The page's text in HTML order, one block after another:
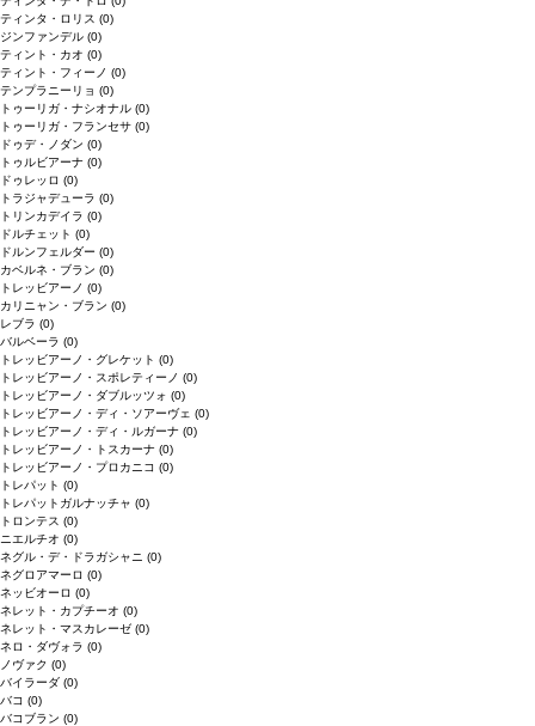
ティンタ・ロリス (0)
ジンファンデル (0)
ティント・カオ (0)
ティント・フィーノ (0)
テンプラニーリョ (0)
トゥーリガ・ナシオナル (0)
トゥーリガ・フランセサ (0)
ドゥデ・ノダン (0)
トゥルビアーナ (0)
ドゥレッロ (0)
トラジャデューラ (0)
トリンカデイラ (0)
ドルチェット (0)
ドルンフェルダー (0)
カベルネ・ブラン (0)
トレッビアーノ (0)
カリニャン・ブラン (0)
レブラ (0)
バルベーラ (0)
トレッビアーノ・グレケット (0)
トレッビアーノ・スポレティーノ (0)
トレッビアーノ・ダブルッツォ (0)
トレッビアーノ・ディ・ソアーヴェ (0)
トレッビアーノ・ディ・ルガーナ (0)
トレッビアーノ・トスカーナ (0)
トレッビアーノ・プロカニコ (0)
トレパット (0)
トレパットガルナッチャ (0)
トロンテス (0)
ニエルチオ (0)
ネグル・デ・ドラガシャニ (0)
ネグロアマーロ (0)
ネッビオーロ (0)
ネレット・カプチーオ (0)
ネレット・マスカレーゼ (0)
ネロ・ダヴォラ (0)
ノヴァク (0)
バイラーダ (0)
バコ (0)
バコブラン (0)